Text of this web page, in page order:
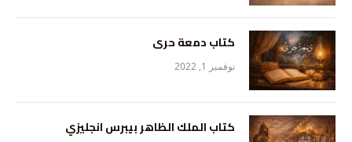
كتاب دمعة حرى
نوفمبر 1, 2022
كتاب الملك الظاهر بيبرس انجليزي